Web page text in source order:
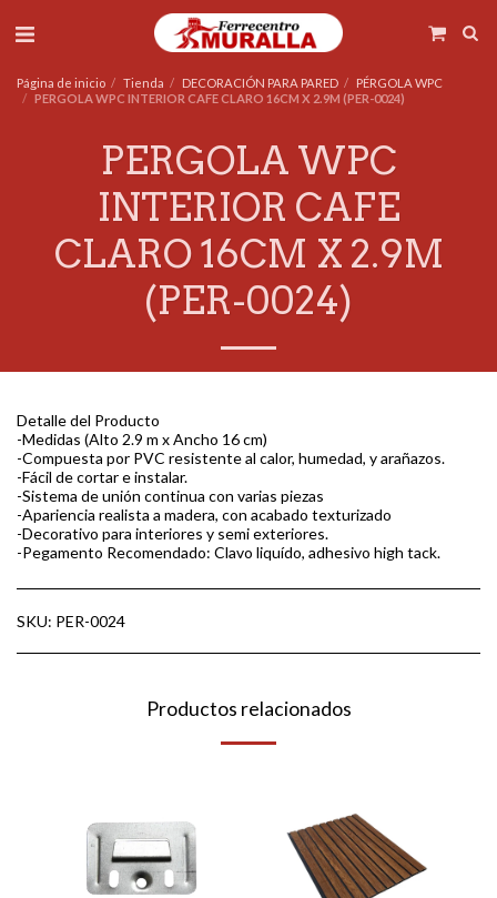
Página de inicio Tienda DECORACIÓN PARA PARED
PÉRGOLA WPC
PERGOLA WPC INTERIOR CAFE CLARO 16CM X 2.9M (PER-0024)
PERGOLA WPC
INTERIOR CAFE
CLARO 16CM X 2.9M
(PER-0024)
Detalle del Producto
-Medidas (Alto 2.9 m x Ancho 16 cm)
-Compuesta por PVC resistente al calor, humedad, y arañazos.
-Fácil de cortar e instalar.
-Sistema de unión continua con varias piezas
-Apariencia realista a madera, con acabado texturizado
-Decorativo para interiores y semi exteriores.
-Pegamento Recomendado: Clavo liquído, adhesivo high tack.
SKU: PER-0024
Productos relacionados